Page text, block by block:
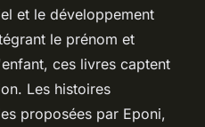
et le développement
le prénom et
ces livres captent
Les histoires
proposées par Eponi,